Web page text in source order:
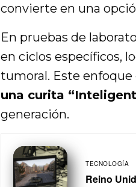
convierte en una
En pruebas de
en ciclos específicos,
tumoral. Este
una curita
generación.
TECNOLOGÍA
Reino